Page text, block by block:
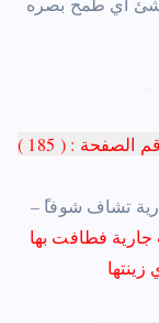
الصفحة : (
185
)
– تشاف شوفا
فطافت بها